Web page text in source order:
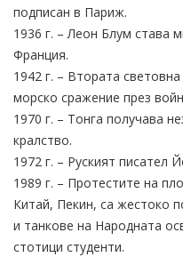
подписан в Париж.
1936 г. – Леон Блум става
Франция.
1942 г. – Втората
морско сражение през
1970 г. – Тонга получава
кралство.
1972 г. – Руският писател
1989 г. – Протестите на
Китай, Пекин, са жестоко
и танкове на Народната
стотици студенти.